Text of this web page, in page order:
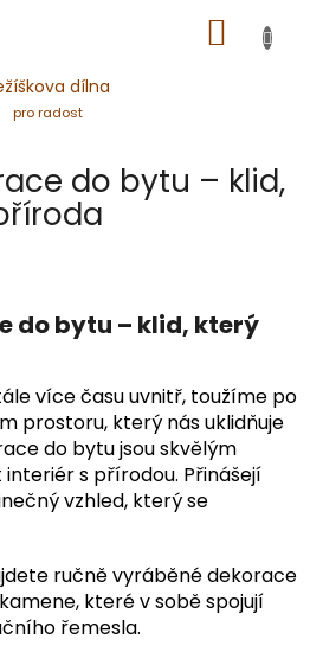
dílna
pro radost
KOŠÍK
do bytu – klid,
do bytu – klid, který
více času uvnitř, toužíme po
prostoru, který nás uklidňuje
do bytu jsou skvělým
s přírodou. Přinášejí
vzhled, který se
ručně vyráběné dekorace
které v sobě spojují
řemesla.